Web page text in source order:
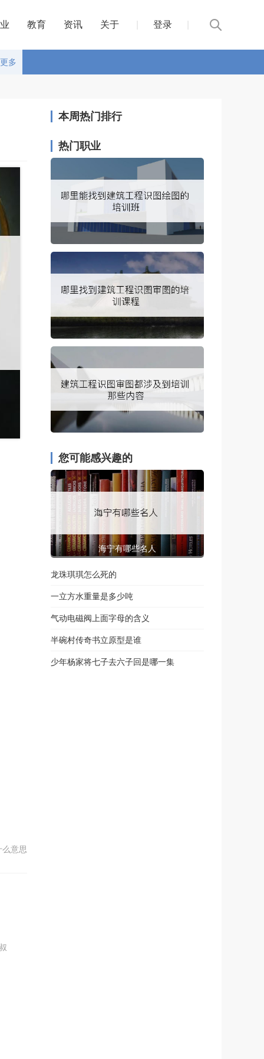
教育 资讯 关于 登录
更多
意思
本周热门排行
热门职业
您可能感兴趣的
海宁有哪些名人
龙珠琪琪怎么死的
一立方水重量是多少吨
气动电磁阀上面字母的含义
半碗村传奇书立原型是谁
少年杨家将七子去六子回是哪一集